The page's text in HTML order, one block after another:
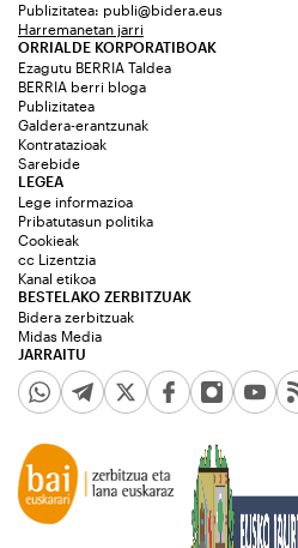
Publizitatea: publi@bidera.eus
Harremanetan jarri
ORRIALDE KORPORATIBOAK
Ezagutu BERRIA Taldea
BERRIA berri bloga
Publizitatea
Galdera-erantzunak
Kontratazioak
Sarebide
JARRAITU
LEGEA
Lege informazioa
Pribatutasun politika
Cookieak
cc Lizentzia
Kanal etikoa
BESTELAKO ZERBITZUAK
Bidera zerbitzuak
Midas Media